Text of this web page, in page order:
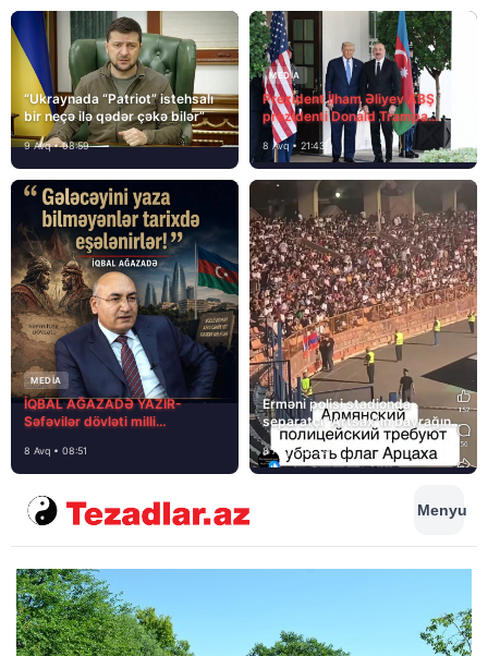
“Ukraynada “Patriot” istehsalı
bir neçə ilə qədər çəkə bilər”
9 Avq • 08:59
MEDİA
Prezident İlham Əliyev ABŞ
prezidenti Donald Trampa
məktubunda yazıb ki…
8 Avq • 21:43
MEDİA
İQBAL AĞAZADƏ YAZIR-
Səfəvilər dövləti milli
8 Avq • 08:51
Erməni polisi stadionda
separatçı “Artsax”ın bayrağını
müsadirə etdi və…
8 Avq • 08:39
Menyu